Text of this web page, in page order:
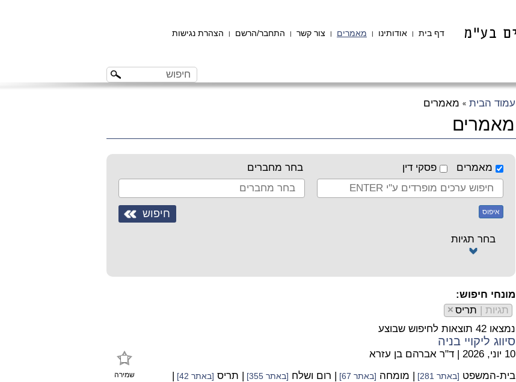
דף בית | אודותינו | מאמרים | צור קשר | התחבר/הרשם | הצהרת נגישות
עמוד הבית » מאמרים
מאמרים
מאמרים פסקי דין בחר מחברים
איפוס
בחר תגיות
מונחי חיפוש:
תגיות | תריס ×
נמצאו 42 תוצאות לחיפוש שבוצע
סיווג ליקויי בניה
שמירה
10 יוני, 2026 | ד"ר אברהם בן עזרא
בית-המשפט [באתר 281] | מומחה [באתר 67] | רום ושלח [באתר 355] | תריס [באתר 42]
|